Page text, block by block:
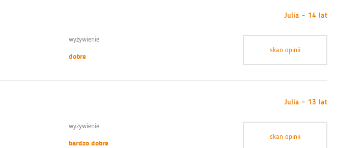
Julia - 14 lat
wyżywienie
dobre
skan opinii
Julia - 13 lat
wyżywienie
bardzo dobre
skan opinii